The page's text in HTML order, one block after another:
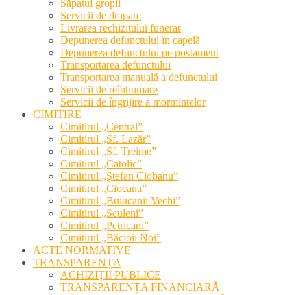
Săpatul gropii
Servicii de drapare
Livrarea rechizitului funerar
Depunerea defunctului în capelă
Depunerea defunctului pe postament
Transportarea defunctului
Transportarea manuală a defunctului
Servicii de reînhumare
Servicii de îngrijire a mormintelor
CIMITIRE
Cimitirul „Central”
Cimitirul „Sf. Lazăr”
Cimitirul „Sf. Treime”
Cimitirul „Catolic”
Cimitirul „Ştefan Ciobanu”
Cimitirul „Ciocana”
Cimitirul „Buiucanii Vechi”
Cimitirul „Sculeni”
Cimitirul „Petricani”
Cimitirul „Băcioii Noi”
ACTE NORMATIVE
TRANSPARENȚA
ACHIZIȚII PUBLICE
TRANSPARENȚA FINANCIARĂ